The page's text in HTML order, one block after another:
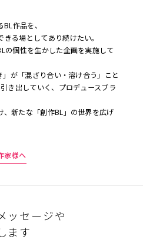
作品を、
る場としてあり続けたい。
の個性を生かした企画を実施して
が「混ざり合い・溶け合う」こと
き出していく、プロデュースブラ
新たな「創作BL」の世界を広げ
家様へ
ッセージや
ます